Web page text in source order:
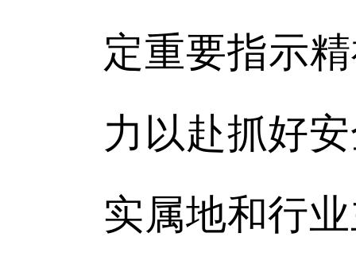
定重要指示
力以赴抓好
实属地和行